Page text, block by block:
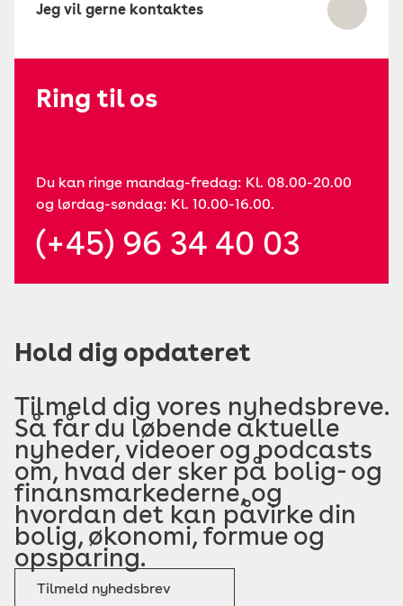
Jeg vil gerne kontaktes
Ring til os
Du kan ringe mandag-fredag: Kl. 08.00-20.00
og lørdag-søndag: Kl. 10.00-16.00.
(+45) 96 34 40 03
Hold dig opdateret
Tilmeld dig vores nyhedsbreve.
Så får du løbende aktuelle
nyheder, videoer og podcasts
om, hvad der sker på bolig- og
finansmarkederne, og
hvordan det kan påvirke din
bolig, økonomi, formue og
opsparing.
Tilmeld nyhedsbrev